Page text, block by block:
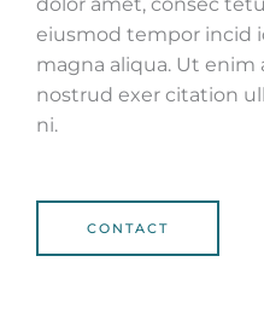
eiusmod tempor incid
magna aliqua. Ut
nostrud exer citation
ni.
CONTACT